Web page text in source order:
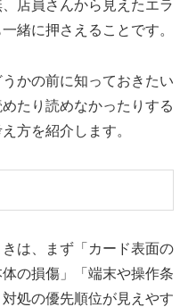
店員さんから見えたエラ
緒に押さえることです。
かの前に知っておきたい
たり読めなかったりする
方を紹介します。
は、まず「カード表面の
の損傷」「端末や操作条
処の優先順位が見えやす